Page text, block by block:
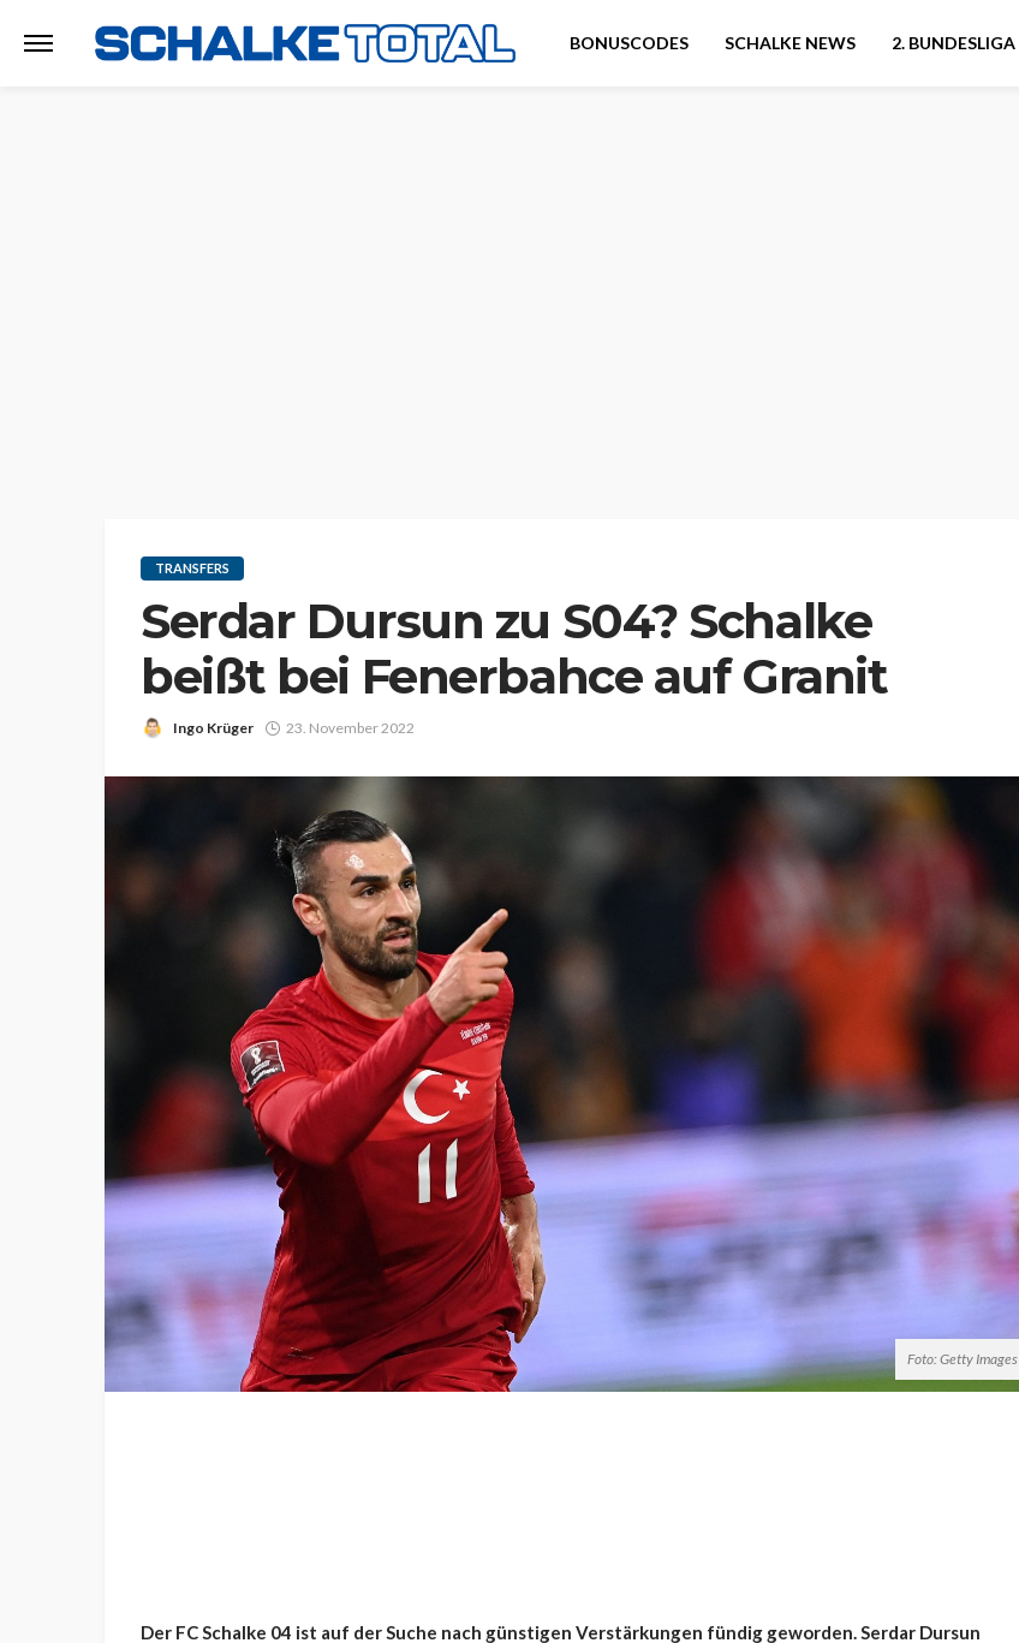
BONUSCODES SCHALKE NEWS 2. BUNDESLIGA
TRANSFERS
Serdar Dursun zu S04? Schalke
beißt bei Fenerbahce auf Granit
Ingo Krüger 23. November 2022
Foto: Getty Images
Der FC Schalke 04 ist auf der Suche nach günstigen Verstärkungen fündig geworden. Serdar Dursun